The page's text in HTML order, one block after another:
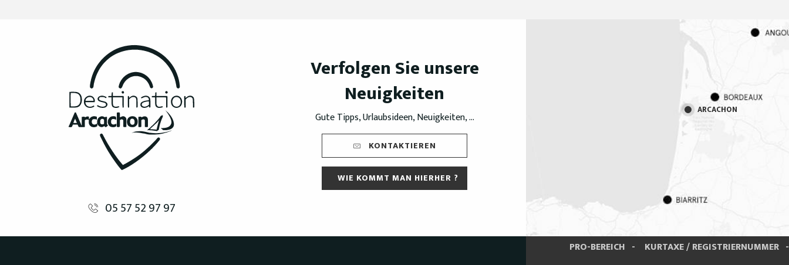
05 57 52 97 97
Verfolgen Sie unsere
Neuigkeiten
Gute Tipps, Urlaubsideen, Neuigkeiten, ...
KONTAKTIEREN
WIE KOMMT MAN HIERHER ?
ARCACHON
PRO-BEREICH
KURTAXE / REGISTRIERNUMMER